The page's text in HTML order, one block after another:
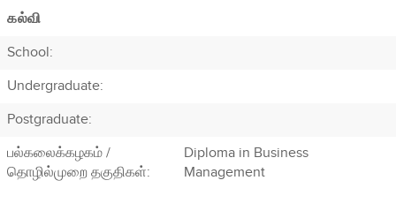
கல்வி
School:
Undergraduate:
Postgraduate:
பல்கலைக்கழகம் /
தொழில்முறை தகுதிகள்:
Diploma in Business
Management